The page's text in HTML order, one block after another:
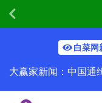
白菜网
大赢家新闻：中国通